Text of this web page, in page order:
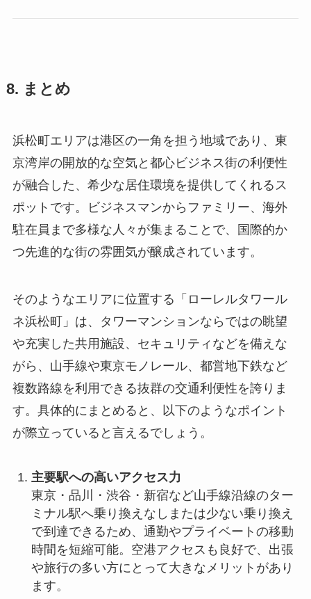
8. まとめ
浜松町エリアは港区の一角を担う地域であり、東
京湾岸の開放的な空気と都心ビジネス街の利便性
が融合した、希少な居住環境を提供してくれるス
ポットです。ビジネスマンからファミリー、海外
駐在員まで多様な人々が集まることで、国際的か
つ先進的な街の雰囲気が醸成されています。
そのようなエリアに位置する「ローレルタワール
ネ浜松町」は、タワーマンションならではの眺望
や充実した共用施設、セキュリティなどを備えな
がら、山手線や東京モノレール、都営地下鉄など
複数路線を利用できる抜群の交通利便性を誇りま
す。具体的にまとめると、以下のようなポイント
が際立っていると言えるでしょう。
主要駅への高いアクセス力
東京・品川・渋谷・新宿など山手線沿線のター
ミナル駅へ乗り換えなしまたは少ない乗り換え
で到達できるため、通勤やプライベートの移動
時間を短縮可能。空港アクセスも良好で、出張
や旅行の多い方にとって大きなメリットがあり
ます。